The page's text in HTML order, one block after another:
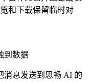
和下载保留临时对
到数据
消息发送到思畅 AI 的